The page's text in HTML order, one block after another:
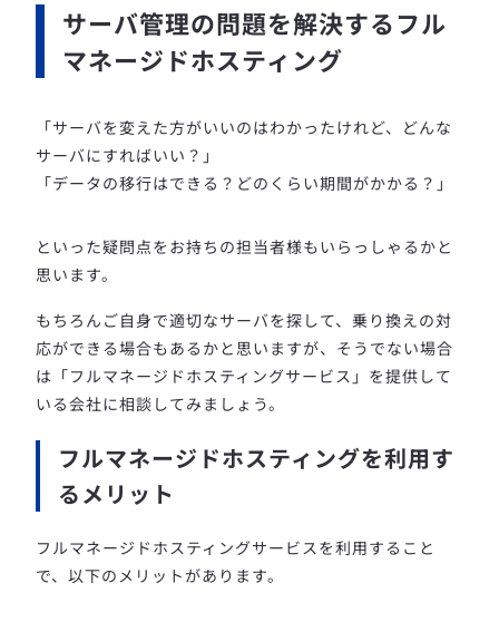
サーバ管理の問題を解決するフル
マネージドホスティング
「サーバを変えた方がいいのはわかったけれど、どんな
サーバにすればいい？」
「データの移行はできる？どのくらい期間がかかる？」
といった疑問点をお持ちの担当者様もいらっしゃるかと
思います。
もちろんご自身で適切なサーバを探して、乗り換えの対
応ができる場合もあるかと思いますが、そうでない場合
は「フルマネージドホスティングサービス」を提供して
いる会社に相談してみましょう。
フルマネージドホスティングを利用す
るメリット
フルマネージドホスティングサービスを利用すること
で、以下のメリットがあります。